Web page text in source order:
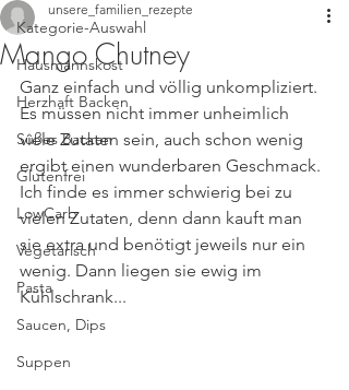
Kategorie-Auswahl
Hausmannskost
Herzhaft Backen
Süßes Backen
Glutenfrei
LowCarb
Vegetarisch
Pasta
Saucen, Dips
Suppen
Mango Chutney
unsere_familien_rezepte
Ganz einfach und völlig unkompliziert.
Es müssen nicht immer unheimlich
viele Zutaten sein, auch schon wenig
ergibt einen wunderbaren Geschmack.
Ich finde es immer schwierig bei zu
vielen Zutaten, denn dann kauft man
sie extra und benötigt jeweils nur ein
wenig. Dann liegen sie ewig im
Kühlschrank...